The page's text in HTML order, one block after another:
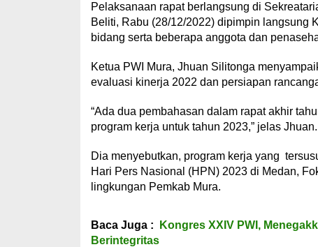
Pelaksanaan rapat berlangsung di
Beliti, Rabu (28/12/2022) dipimpin langsung
bidang serta beberapa anggota dan
Ketua PWI Mura, Jhuan Silitonga
evaluasi kinerja 2022 dan persiapan
“Ada dua pembahasan dalam rapat akhir
program kerja untuk tahun 2023,” jelas Jhuan.
Dia menyebutkan, program kerja yang
Hari Pers Nasional (HPN) 2023 di Medan,
lingkungan Pemkab Mura.
Baca Juga :
Kongres XXIV PWI,
Berintegritas